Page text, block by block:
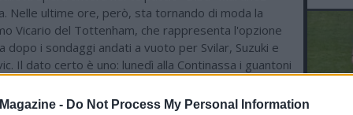
- Do Not Process My Personal Information
Nelle ultime ore, però, sta tornando di moda la
Vicario del Tottenham, che rappresenta l'opzione
dopo i sondaggi andati a vuoto per Svilar, Suzuki e
Il dato certo è uno: lunedì alla Continassa i guantoni
sua terza stagione a Torino, ma lo sanno anche i muri: